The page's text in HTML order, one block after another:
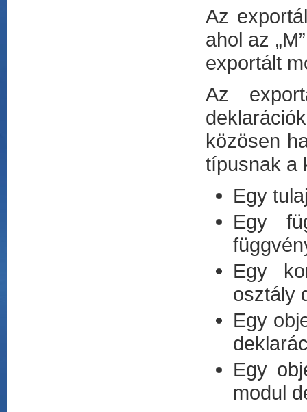
Az
ahol az
exportált
Az
közösen
típusnak a
Egy
Egy
Egy
osztály
Egy
Egy
modul